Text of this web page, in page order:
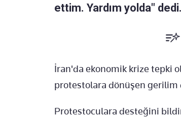
ettim. Yardım yolda" dedi.
İran'da ekonomik krize tepki
protestolara dönüşen gerilim
Protestoculara desteğini